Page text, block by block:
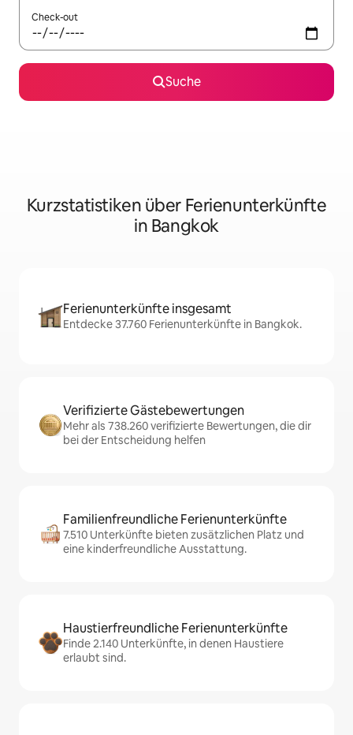
Check-out
Suche
Kurzstatistiken über Ferienunterkünfte
in Bangkok
Ferienunterkünfte insgesamt
Entdecke 37.760 Ferienunterkünfte in Bangkok.
Verifizierte Gästebewertungen
Mehr als 738.260 verifizierte Bewertungen, die dir
bei der Entscheidung helfen
Familienfreundliche Ferienunterkünfte
7.510 Unterkünfte bieten zusätzlichen Platz und
eine kinderfreundliche Ausstattung.
Haustierfreundliche Ferienunterkünfte
Finde 2.140 Unterkünfte, in denen Haustiere
erlaubt sind.